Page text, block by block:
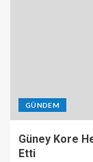
GÜNDEM
Güney Kore
Etti